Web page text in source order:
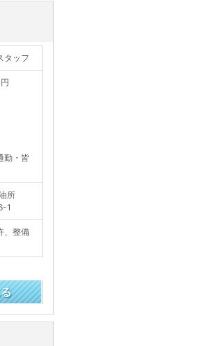
タッフ
勤・皆
所
1
、整備